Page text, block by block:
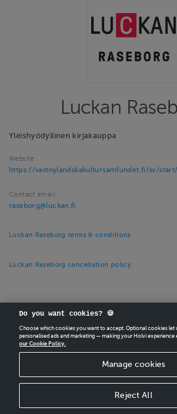
Luckan
Yleishyödyllinen kirjakauppa
Website
https://vastnylandskakultursamfundet.fi/sv/start/
Contact email
raseborg@luckan.fi
Luckan Raseborg terms & conditions
Luckan Raseborg cancellation policy
CREATEYOUR OWN HOLVI ONLINE
Holvi Payment Services Ltd is regulated by the
Finland as an Authorised Payment Institution with
Do you want cookies? 🍪
Choose which cookies you want to accept. Optional cookies let
personalised ads and marketing — making your Holvi experience
our Cookie Policy.
Manage cookies
Reject All